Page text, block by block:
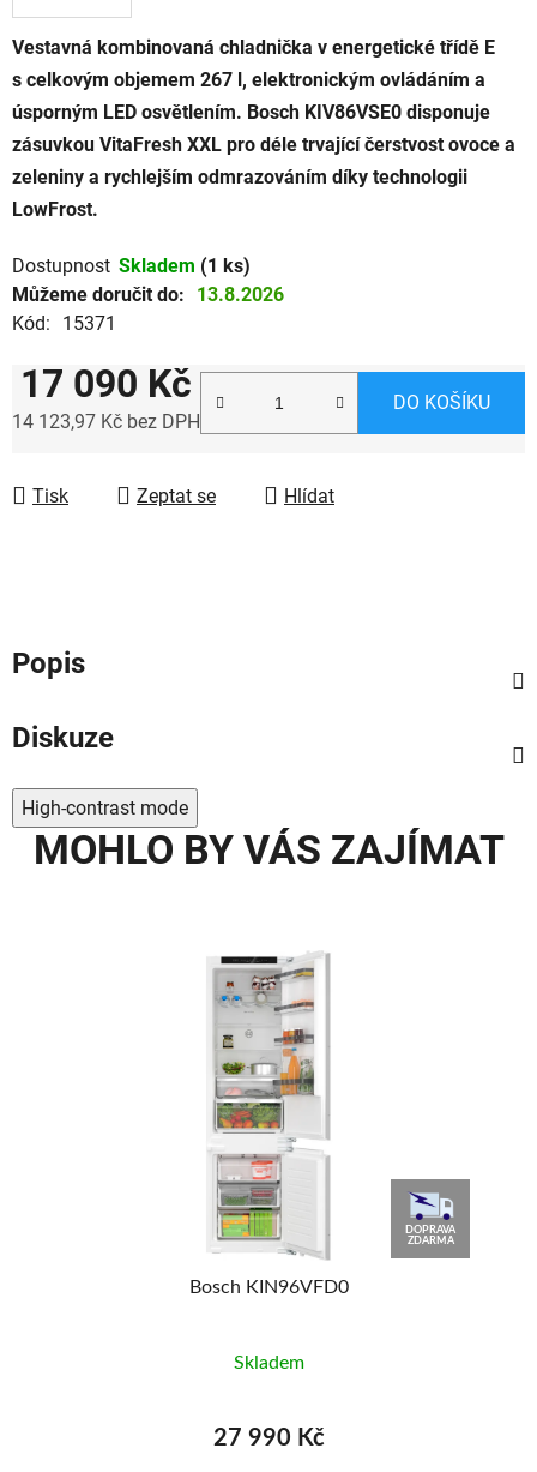
Vestavná kombinovaná chladnička v energetické třídě E
s celkovým objemem 267 l, elektronickým ovládáním a
úsporným LED osvětlením. Bosch KIV86VSE0 disponuje
zásuvkou VitaFresh XXL pro déle trvající čerstvost ovoce a
zeleniny a rychlejším odmrazováním díky technologii
LowFrost.
Dostupnost Skladem (1 ks)
Můžeme doručit do:
13.8.2026
Kód:
15371
17 090 Kč
14 123,97 Kč bez DPH
DO KOŠÍKU
Tisk Zeptat se Hlídat
Popis
Diskuze
High-contrast mode
MOHLO BY VÁS ZAJÍMAT
DOPRAVA
ZDARMA
Bosch KIN96VFD0
Skladem
27 990 Kč